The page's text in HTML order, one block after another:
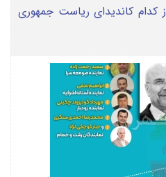
کدام کاندیدای ریاست جمهوری